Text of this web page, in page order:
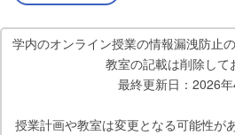
学内のオンライン授業の情報漏洩防止
教室の記載は削除して
最終更新日：2026
授業計画や教室は変更となる可能性が